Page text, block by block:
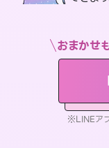
おまかせ
※LINEア